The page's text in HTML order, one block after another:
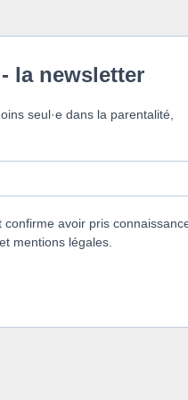
la newsletter
seul·e dans la parentalité,
avoir pris
mentions légales.